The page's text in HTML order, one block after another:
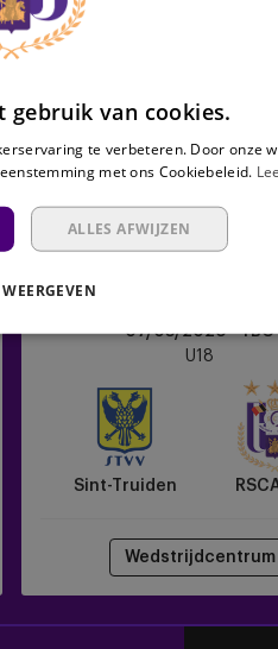
07/03/2026 - TBC
U18
Sint-Truiden
Wedstrijdcentrum
gebruik van cookies.
te verbeteren. Door onze
met ons Cookiebeleid.
ALLES AFWIJZEN